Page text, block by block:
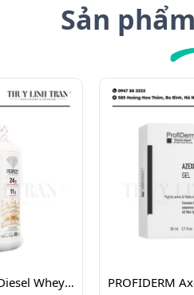
Sản
PERFECT SPORTS Diesel Whey Protein/Bột đạm tăng cơ 908g